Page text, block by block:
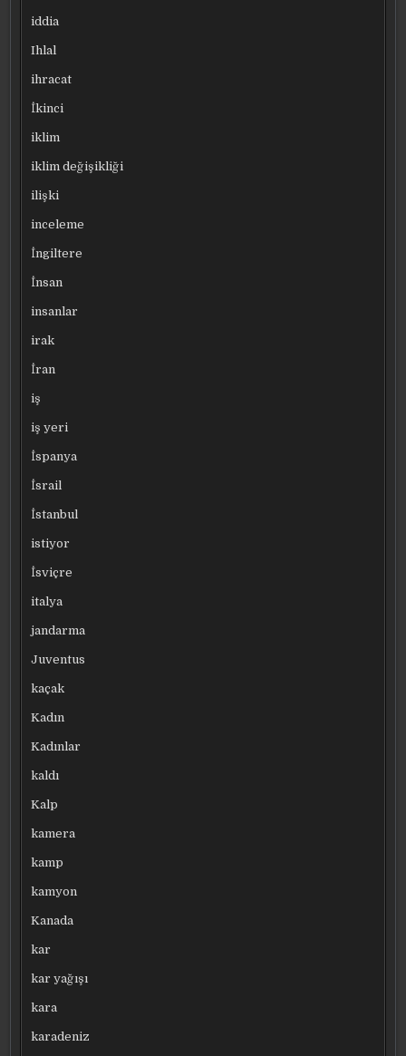
iddia
Ihlal
ihracat
İkinci
iklim
iklim değişikliği
ilişki
inceleme
İngiltere
İnsan
insanlar
irak
İran
iş
iş yeri
İspanya
İsrail
İstanbul
istiyor
İsviçre
italya
jandarma
Juventus
kaçak
Kadın
Kadınlar
kaldı
Kalp
kamera
kamp
kamyon
Kanada
kar
kar yağışı
kara
karadeniz